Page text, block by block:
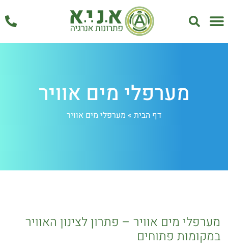
מערפלי מים אוויר
דף הבית » מערפלי מים אוויר
מערפלי מים אוויר – פתרון לצינון האוויר
במקומות פתוחים